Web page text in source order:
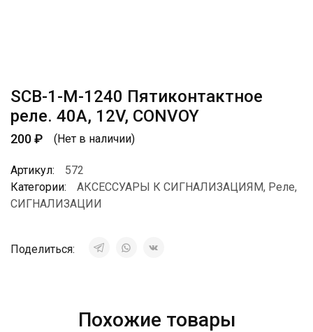
SCB-1-M-1240 Пятиконтактное
реле. 40А, 12V, CONVOY
200₽ (Нет в наличии)
Артикул:
572
Категории:
АКСЕССУАРЫ К СИГНАЛИЗАЦИЯМ, Реле,
СИГНАЛИЗАЦИИ
Поделиться:
Похожие товары